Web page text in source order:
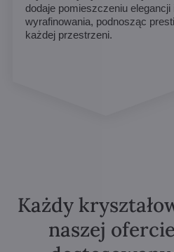
dodaje pomieszczeniu elegancji
wyrafinowania, podnosząc
każdej przestrzeni.
Każdy
naszej